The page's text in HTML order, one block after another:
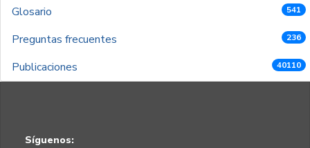
Glosario 541
Preguntas frecuentes 236
Publicaciones 40110
Síguenos: